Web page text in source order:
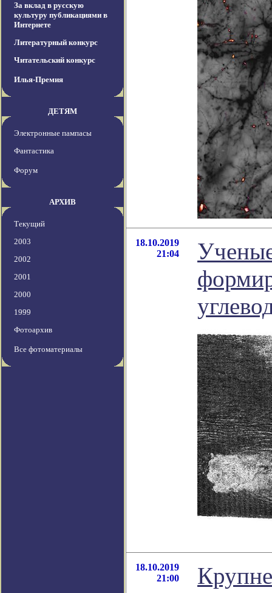
За вклад в русскую
культуру публикациями в
Интернете
Литературный конкурс
Читательский конкурс
Илья-Премия
ДЕТЯМ
Электронные пампасы
Фантастика
Форум
АРХИВ
Текущий
2003
2002
2001
2000
1999
Фотоархив
Все фотоматериалы
18.10.2019
21:04
18.10.2019
21:00